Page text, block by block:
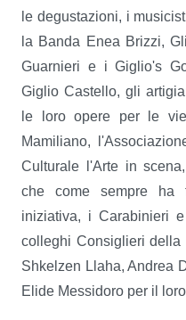
le degustazioni, i
la Banda Enea Brizzi,
Guarnieri e i Giglio's
Giglio Castello, gli
le loro opere per le
Mamiliano,
Culturale l'Arte in
che come sempre ha
iniziativa, i Carabinieri
colleghi Consiglieri
Shkelzen Llaha, Andrea
Elide Messidoro per il